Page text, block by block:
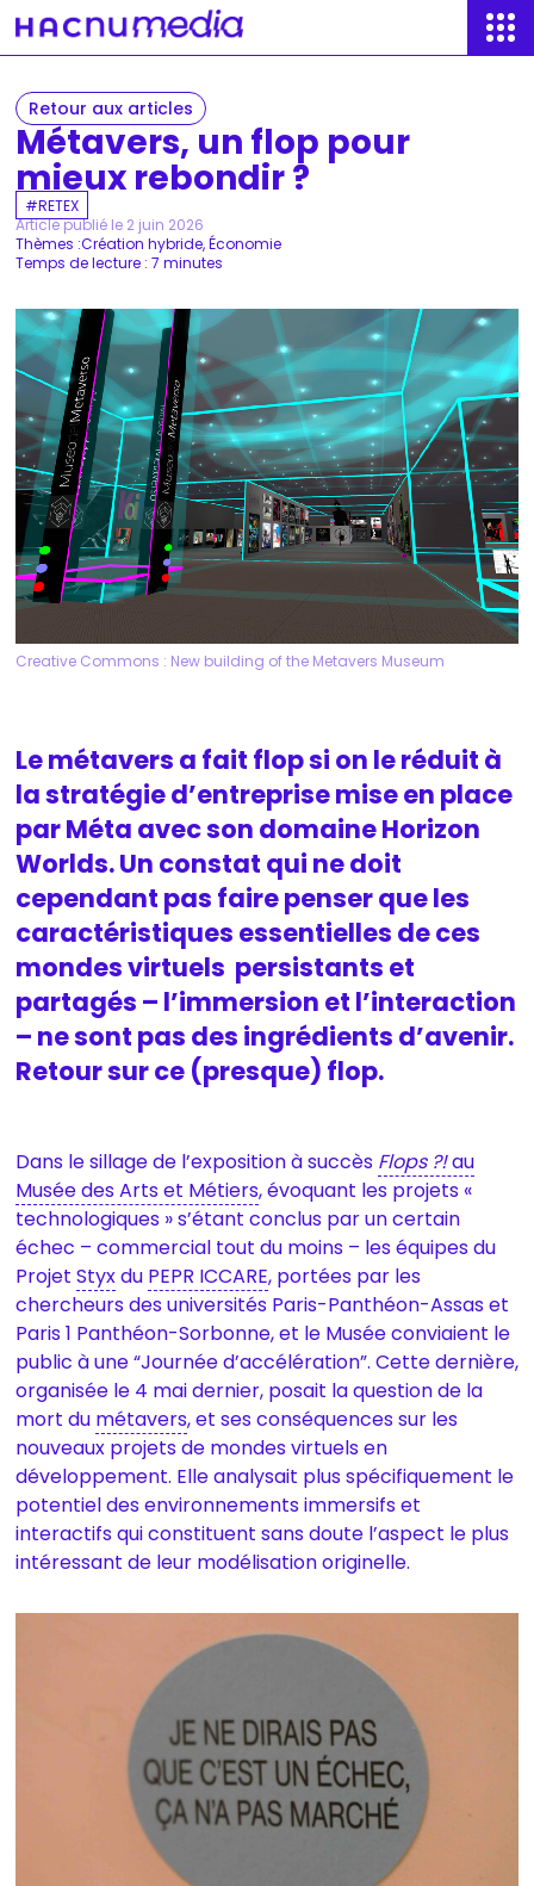
Retour aux articles
Métavers, un flop pour
mieux rebondir ?
RETEX
Article publié le 2 juin 2026
Thèmes :Création hybride Économie
Temps de lecture : 7 minutes
Creative Commons : New building of the Metavers Museum
Le métavers a fait flop si on le réduit à
la stratégie d’entreprise mise en place
par Méta avec son domaine Horizon
Worlds. Un constat qui ne doit
cependant pas faire penser que les
caractéristiques essentielles de ces
mondes virtuels persistants et
partagés – l’immersion et l’interaction
– ne sont pas des ingrédients d’avenir.
Retour sur ce (presque) flop.
Dans le sillage de l’exposition à succès Flops ?!au
Musée des Arts et Métiers, évoquant les projets «
technologiques » s’étant conclus par un certain
échec – commercial tout du moins – les équipes du
Projet Styxdu PEPR ICCARE, portées par les
chercheurs des universités Paris-Panthéon-Assas et
Paris 1 Panthéon-Sorbonne, et le Musée conviaient le
public à une “Journée d’accélération”. Cette dernière,
organisée le 4 mai dernier, posait la question de la
mort du métavers, et ses conséquences sur les
nouveaux projets de mondes virtuels en
développement. Elle analysait plus spécifiquement le
potentiel des environnements immersifs et
interactifs qui constituent sans doute l’aspect le plus
intéressant de leur modélisation originelle.